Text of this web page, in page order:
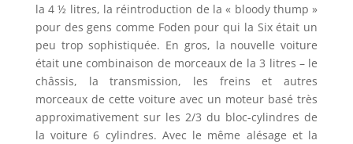
la 4 ½ litres, la réintroduction de la « bloody thump »
pour des gens comme Foden pour qui la Six était un
peu trop sophistiquée. En gros, la nouvelle voiture
était une combinaison de morceaux de la 3 litres – le
châssis, la transmission, les freins et autres
morceaux de cette voiture avec un moteur basé très
approximativement sur les 2/3 du bloc-cylindres de
la voiture 6 cylindres. Avec le même alésage et la